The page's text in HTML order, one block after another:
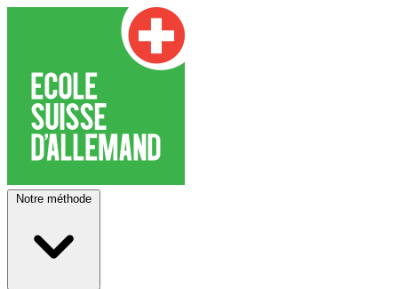
Notre méthode